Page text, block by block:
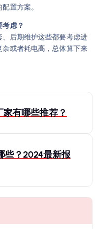
置方案。
虑？
后期维护这些都要考虑进
或者耗电高，总体算下来
有哪些推荐？
些？2024最新报